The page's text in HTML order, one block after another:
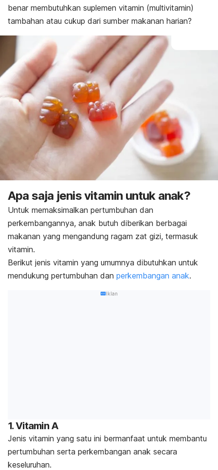
benar membutuhkan suplemen vitamin (multivitamin)
tambahan atau cukup dari sumber makanan harian?
Apa saja jenis vitamin untuk anak?
Untuk memaksimalkan pertumbuhan dan
perkembangannya, anak butuh diberikan berbagai
makanan yang mengandung ragam zat gizi, termasuk
vitamin.
Berikut jenis vitamin yang umumnya dibutuhkan untuk
mendukung pertumbuhan dan perkembangan anak.
Iklan
1. Vitamin A
Jenis vitamin yang satu ini bermanfaat untuk membantu
pertumbuhan serta perkembangan anak secara
keseluruhan.